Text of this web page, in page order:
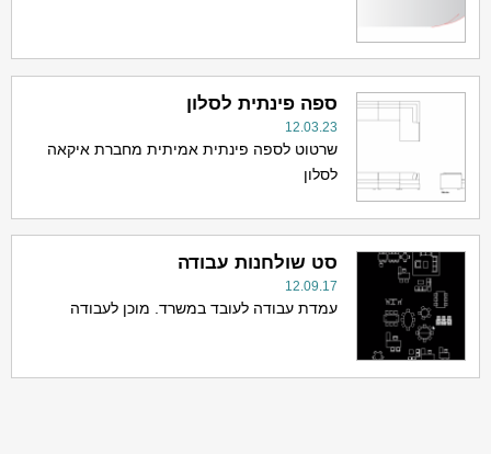
ספה פינתית לסלון
12.03.23
שרטוט לספה פינתית אמיתית מחברת איקאה
לסלון
סט שולחנות עבודה
12.09.17
עמדת עבודה לעובד במשרד. מוכן לעבודה